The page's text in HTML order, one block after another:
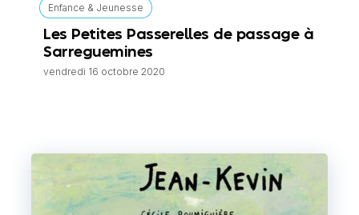
Enfance & Jeunesse
Les Petites Passerelles de passage à
Sarreguemines
vendredi 16 octobre 2020